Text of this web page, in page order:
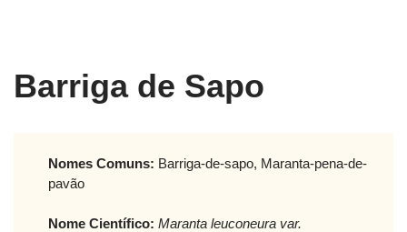
Barriga de Sapo
Nomes Comuns: Barriga-de-sapo, Maranta-pena-de-
pavão
Nome Científico: Maranta leuconeura var.